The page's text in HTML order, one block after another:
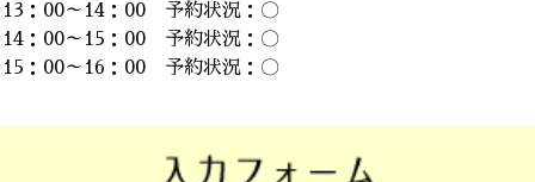
13：00～14：00 予約状況：〇
14：00～15：00 予約状況：〇
15：00～16：00 予約状況：〇